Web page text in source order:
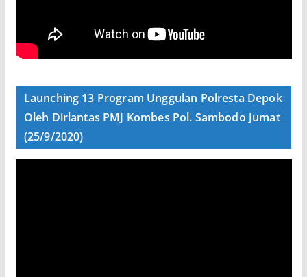
Launching 13 Program Unggulan Polresta Depok
Oleh Dirlantas PMJ Kombes Pol. Sambodo Jumat
(25/9/2020)